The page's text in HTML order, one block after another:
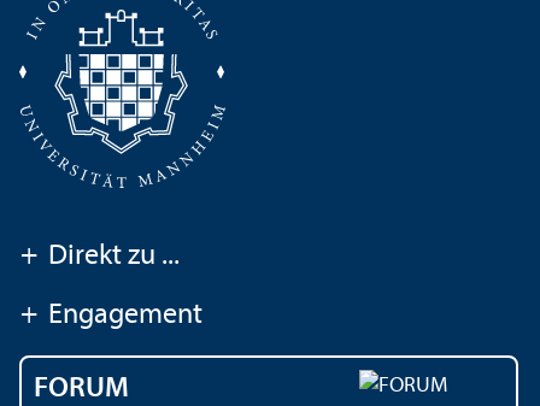
+ Direkt zu ...
+ Engagement
FORUM